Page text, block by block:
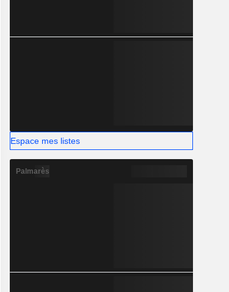
Espace mes listes
Palmarès